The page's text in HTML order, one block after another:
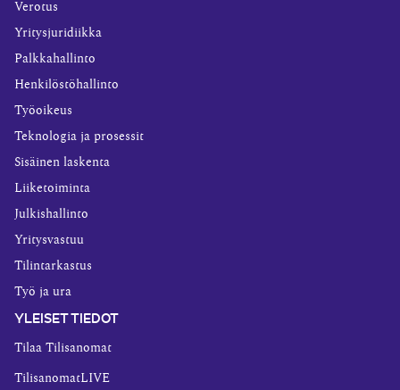
Verotus
Yritysjuridiikka
Palkkahallinto
Henkilöstöhallinto
Työoikeus
Teknologia ja prosessit
Sisäinen laskenta
Liiketoiminta
Julkishallinto
Yritysvastuu
Tilintarkastus
Työ ja ura
YLEISET TIEDOT
Tilaa Tilisanomat
TilisanomatLIVE